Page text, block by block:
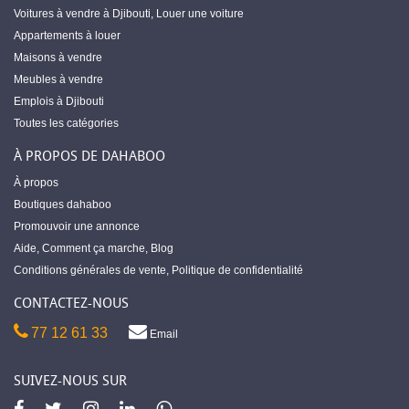
Voitures à vendre à Djibouti, Louer une voiture
Appartements à louer
Maisons à vendre
Meubles à vendre
Emplois à Djibouti
Toutes les catégories
À PROPOS DE DAHABOO
À propos
Boutiques dahaboo
Promouvoir une annonce
Aide, Comment ça marche, Blog
Conditions générales de vente, Politique de confidentialité
CONTACTEZ-NOUS
77 12 61 33 Email
SUIVEZ-NOUS SUR